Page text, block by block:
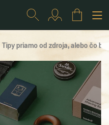
Tipy priamo od zdroja, alebo čo